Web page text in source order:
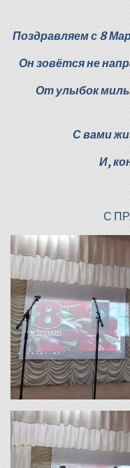
Поздравляем с 8
Он зовётся не
От улыбок
Свами
И,
С